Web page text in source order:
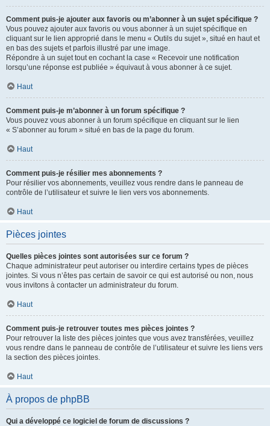
Comment puis-je ajouter aux favoris ou m’abonner à un sujet spécifique ?
Vous pouvez ajouter aux favoris ou vous abonner à un sujet spécifique en
cliquant sur le lien approprié dans le menu « Outils du sujet », situé en haut et
en bas des sujets et parfois illustré par une image.
Répondre à un sujet tout en cochant la case « Recevoir une notification
lorsqu’une réponse est publiée » équivaut à vous abonner à ce sujet.
Haut
Comment puis-je m’abonner à un forum spécifique ?
Vous pouvez vous abonner à un forum spécifique en cliquant sur le lien
« S’abonner au forum » situé en bas de la page du forum.
Haut
Comment puis-je résilier mes abonnements ?
Pour résilier vos abonnements, veuillez vous rendre dans le panneau de
contrôle de l’utilisateur et suivre le lien vers vos abonnements.
Haut
Pièces jointes
Quelles pièces jointes sont autorisées sur ce forum ?
Chaque administrateur peut autoriser ou interdire certains types de pièces
jointes. Si vous n’êtes pas certain de savoir ce qui est autorisé ou non, nous
vous invitons à contacter un administrateur du forum.
Haut
Comment puis-je retrouver toutes mes pièces jointes ?
Pour retrouver la liste des pièces jointes que vous avez transférées, veuillez
vous rendre dans le panneau de contrôle de l’utilisateur et suivre les liens vers
la section des pièces jointes.
Haut
À propos de phpBB
Qui a développé ce logiciel de forum de discussions ?